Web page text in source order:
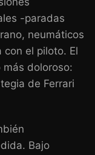
-paradas
neumáticos
con el piloto. El
más doloroso:
de Ferrari
Bajo